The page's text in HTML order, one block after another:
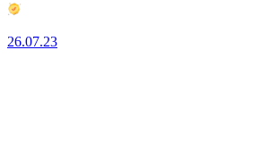
26.07.23